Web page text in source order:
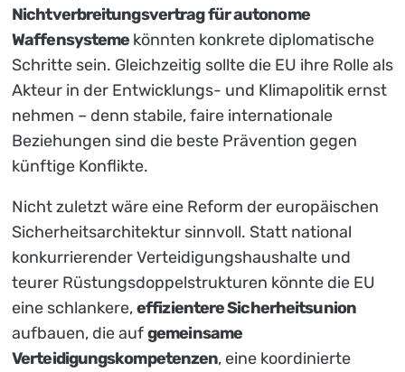
Nichtverbreitungsvertrag für autonome
Waffensysteme könnten konkrete diplomatische
Schritte sein. Gleichzeitig sollte die EU ihre Rolle als
Akteur in der Entwicklungs- und Klimapolitik ernst
nehmen – denn stabile, faire internationale
Beziehungen sind die beste Prävention gegen
künftige Konflikte.
Nicht zuletzt wäre eine Reform der europäischen
Sicherheitsarchitektur sinnvoll. Statt national
konkurrierender Verteidigungshaushalte und
teurer Rüstungsdoppelstrukturen könnte die EU
eine schlankere,effizientere Sicherheitsunion
aufbauen, die aufgemeinsame
Verteidigungskompetenzen, eine koordinierte